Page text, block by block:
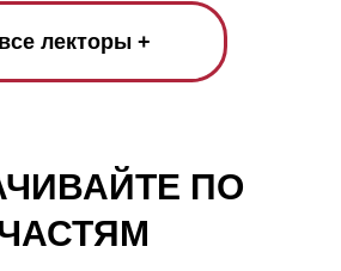
все лекторы +
ПО